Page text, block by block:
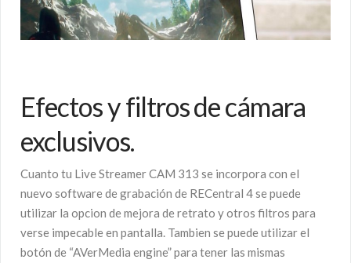
Efectos y filtros de cámara
exclusivos.
Cuanto tu Live Streamer CAM 313 se incorpora con el
nuevo software de grabación de RECentral 4 se puede
utilizar la opcion de mejora de retrato y otros filtros para
verse impecable en pantalla. Tambien se puede utilizar el
botón de “AVerMedia engine” para tener las mismas